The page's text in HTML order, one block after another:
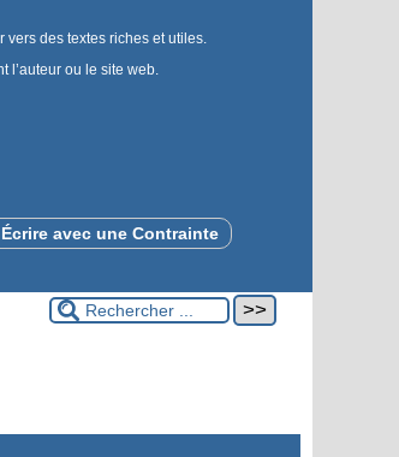
vers des textes riches et utiles.
l’auteur ou le site web.
avec une Contrainte